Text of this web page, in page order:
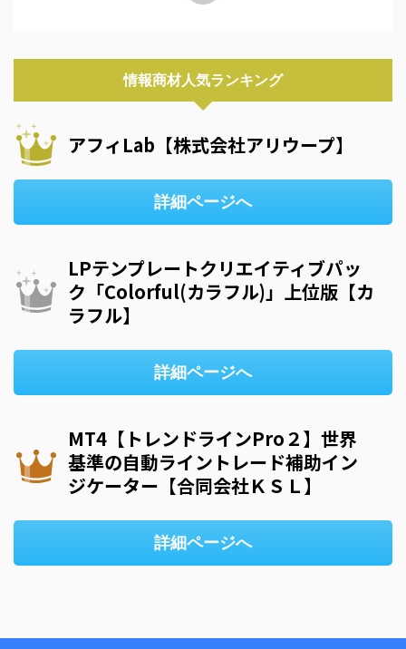
情報商材人気ランキング
アフィLab【株式会社アリウープ】
詳細ページへ
LPテンプレートクリエイティブパッ
ク「Colorful(カラフル)」上位版【カ
ラフル】
詳細ページへ
MT4【トレンドラインPro２】世界
基準の自動ライントレード補助イン
ジケーター【合同会社ＫＳＬ】
詳細ページへ